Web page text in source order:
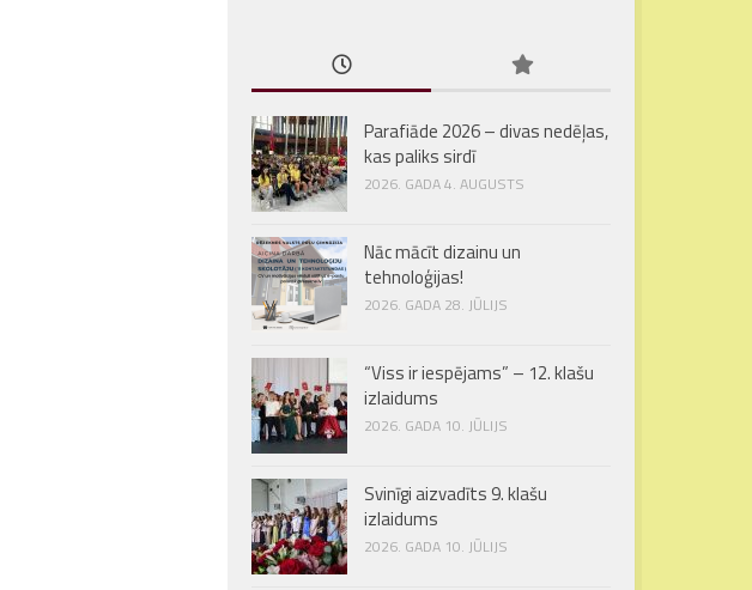
Parafiāde 2026 – divas nedēļas,
kas paliks sirdī
2026. GADA 4. AUGUSTS
Nāc mācīt dizainu un
tehnoloģijas!
2026. GADA 28. JŪLIJS
“Viss ir iespējams” – 12. klašu
izlaidums
2026. GADA 10. JŪLIJS
Svinīgi aizvadīts 9. klašu
izlaidums
2026. GADA 10. JŪLIJS